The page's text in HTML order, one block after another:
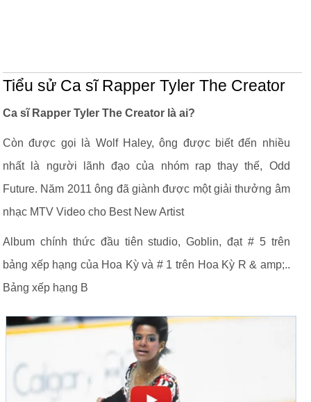
Tiểu sử Ca sĩ Rapper Tyler The Creator
Ca sĩ Rapper Tyler The Creator là ai?
Còn được gọi là Wolf Haley, ông được biết đến nhiều
nhất là người lãnh đạo của nhóm rap thay thế, Odd
Future. Năm 2011 ông đã giành được một giải thưởng âm
nhạc MTV Video cho Best New Artist
Album chính thức đầu tiên studio, Goblin, đạt # 5 trên
bảng xếp hạng của Hoa Kỳ và # 1 trên Hoa Kỳ R & amp;..
Bảng xếp hạng B